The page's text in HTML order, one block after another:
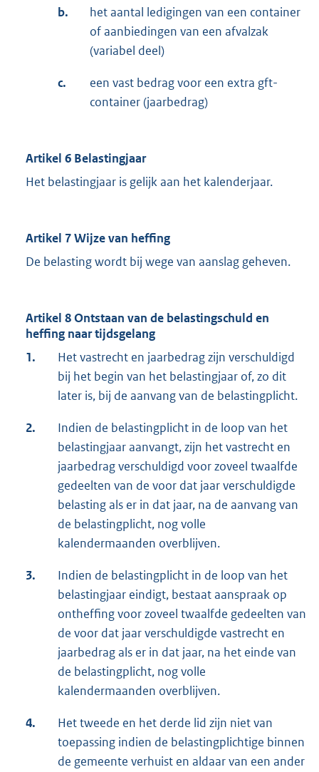
b.
het aantal ledigingen van een container
of aanbiedingen van een afvalzak
(variabel deel)
c.
een vast bedrag voor een extra gft-
container (jaarbedrag)
Artikel 6 Belastingjaar
Het belastingjaar is gelijk aan het kalenderjaar.
Artikel 7 Wijze van heffing
De belasting wordt bij wege van aanslag geheven.
Artikel 8 Ontstaan van de belastingschuld en
heffing naar tijdsgelang
1.
Het vastrecht en jaarbedrag zijn verschuldigd
bij het begin van het belastingjaar of, zo dit
later is, bij de aanvang van de belastingplicht.
2.
Indien de belastingplicht in de loop van het
belastingjaar aanvangt, zijn het vastrecht en
jaarbedrag verschuldigd voor zoveel twaalfde
gedeelten van de voor dat jaar verschuldigde
belasting als er in dat jaar, na de aanvang van
de belastingplicht, nog volle
kalendermaanden overblijven.
3.
Indien de belastingplicht in de loop van het
belastingjaar eindigt, bestaat aanspraak op
ontheffing voor zoveel twaalfde gedeelten van
de voor dat jaar verschuldigde vastrecht en
jaarbedrag als er in dat jaar, na het einde van
de belastingplicht, nog volle
kalendermaanden overblijven.
4.
Het tweede en het derde lid zijn niet van
toepassing indien de belastingplichtige binnen
de gemeente verhuist en aldaar van een ander